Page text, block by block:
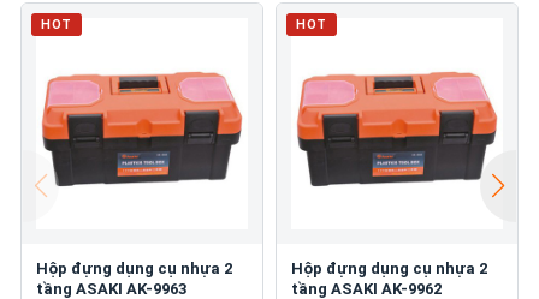
HOT
Hộp đựng dụng cụ nhựa 2
tầng ASAKI AK-9963
HOT
Hộp đựng dụng cụ nhựa 2
tầng ASAKI AK-9962